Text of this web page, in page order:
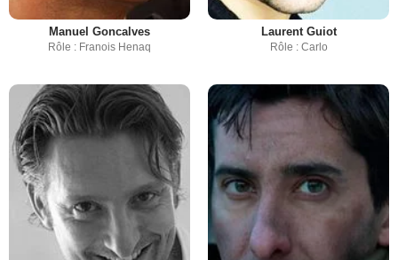
Manuel Goncalves
Rôle : Franois Henaq
Laurent Guiot
Rôle : Carlo